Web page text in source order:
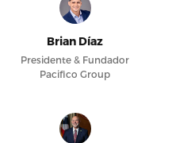
Brian Díaz
Presidente & Fundador
Pacifico Group